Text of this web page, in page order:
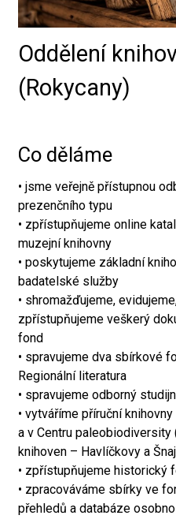
Oddělení
(Rokycany)
Co děláme
• jsme veřejně přístupnou
prezenčního typu
• zpřístupňujeme online
muzejní knihovny
• poskytujeme základní
badatelské služby
• shromažďujeme,
zpřístupňujeme veškerý
fond
• spravujeme dva sbírkové
Regionální literatura
• spravujeme odborný
• vytváříme příruční
a v Centru
knihoven – Havlíčkovy a
• zpřístupňujeme historický
• zpracováváme sbírky ve
přehledů a databáze